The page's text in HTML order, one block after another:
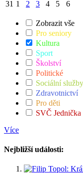
31 1 2 3 4 5 6
Zobrazit vše
Pro seniory
Kultura
Sport
Školství
Politické
Sociální služby
Zdravotnictví
Pro děti
SVČ Jednička
Více
Nejbližší události: